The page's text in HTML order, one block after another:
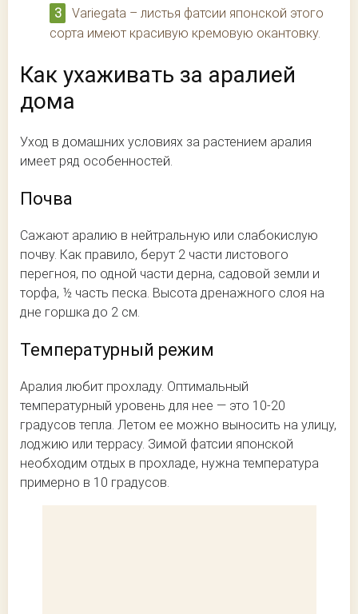
Variegata – листья фатсии японской этого
сорта имеют красивую кремовую окантовку.
Как ухаживать за аралией
дома
Уход в домашних условиях за растением аралия
имеет ряд особенностей.
Почва
Сажают аралию в нейтральную или слабокислую
почву. Как правило, берут 2 части листового
перегноя, по одной части дерна, садовой земли и
торфа, ½ часть песка. Высота дренажного слоя на
дне горшка до 2 см.
Температурный режим
Аралия любит прохладу. Оптимальный
температурный уровень для нее — это 10-20
градусов тепла. Летом ее можно выносить на улицу,
лоджию или террасу. Зимой фатсии японской
необходим отдых в прохладе, нужна температура
примерно в 10 градусов.